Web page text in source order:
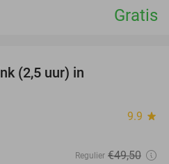
Gratis
(2,5 uur) in
9.9 star
Regulier €49,50